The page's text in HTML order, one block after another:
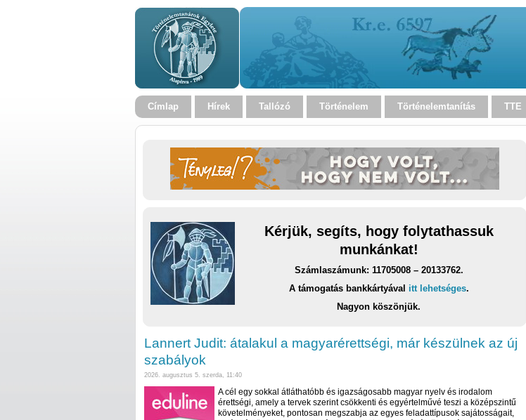
Címlap Hírek Tallózó Történelem Történelemtanítás TTE
Kérjük, segíts, hogy folytathassuk
munkánkat!
Számlaszámunk: 11705008 – 20133762.
A támogatás bankkártyával itt lehetséges.
Nagyon köszönjük.
Lannert Judit: átalakul a magyarérettségi, már készülnek az új
szabályok
2026. augusztus 5. szerda, 11:40
A cél egy sokkal átláthatóbb és igazságosabb magyar nyelv és irodalom
érettségi, amely a tervek szerint csökkenti és egyértelművé teszi a középszintű
követelményeket, pontosan megszabja az egyes feladattípusok sajátosságait,